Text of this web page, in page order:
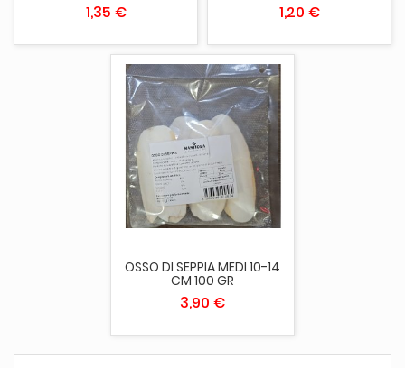
1,35 € 1,20 €
OSSO DI SEPPIA MEDI 10-14
CM 100 GR
3,90 €